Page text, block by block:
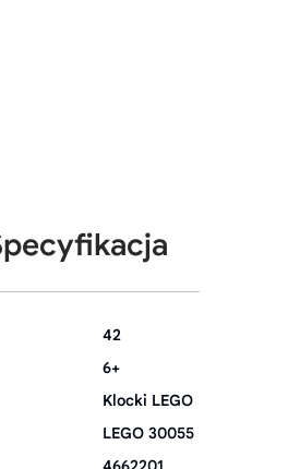
42
6+
Klocki LEGO
LEGO 30055